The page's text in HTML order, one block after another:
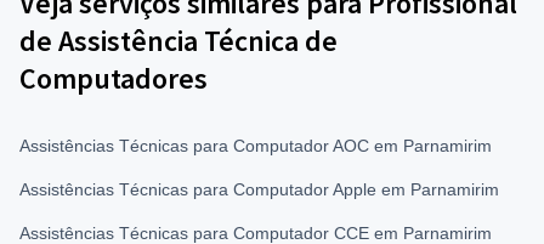
de Assistência Técnica de
Computadores
Assistências Técnicas para Computador AOC em Parnamirim
Assistências Técnicas para Computador Apple em Parnamirim
Assistências Técnicas para Computador CCE em Parnamirim